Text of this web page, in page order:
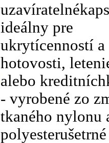
ideálny pre
ukrytícenností a
hotovosti,
alebo
- vyrobené zo
tkaného nylonu